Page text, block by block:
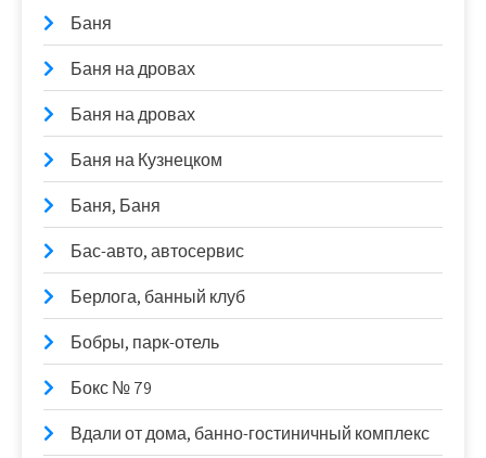
Баня
Баня на дровах
Баня на дровах
Баня на Кузнецком
Баня, Баня
Бас-авто, автосервис
Берлога, банный клуб
Бобры, парк-отель
Бокс № 79
Вдали от дома, банно-гостиничный комплекс